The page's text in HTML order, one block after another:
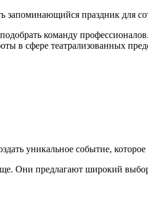
запоминающийся праздник для
команду
в сфере театрализованных
уникальное событие, которое
Они предлагают широкий